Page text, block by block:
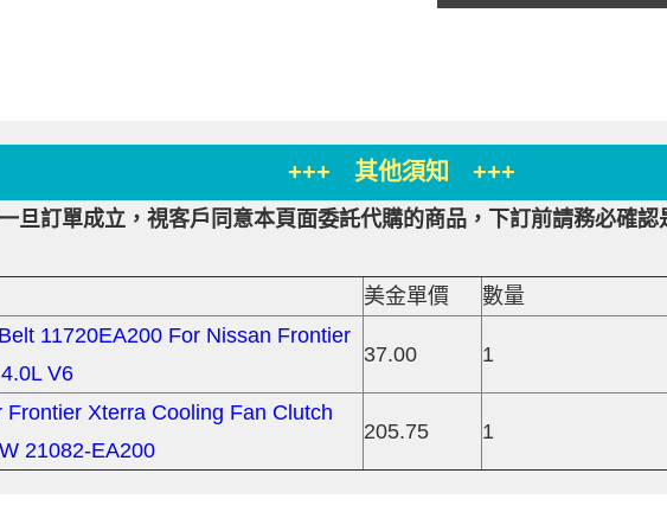
+++ 其他須知 +++
旦訂單成立，視客戶同意本頁面委託代購的商品，下訂前請務必確認
美金單價 數量
11720EA200 For Nissan Frontier
V6
37.00 1
Frontier Xterra Cooling Fan Clutch
21082-EA200
205.75 1